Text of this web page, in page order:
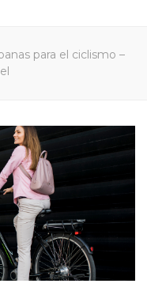
para el ciclismo –